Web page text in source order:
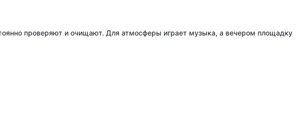
проверяют и очищают. Для атмосферы играет музыка, а вечером площадку